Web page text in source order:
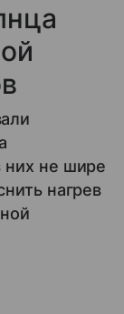
них не шире
нагрев